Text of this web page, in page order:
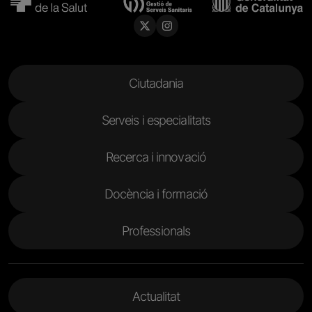
Ciutadania
Serveis i especialitats
Recerca i innovació
Docència i formació
Professionals
Actualitat